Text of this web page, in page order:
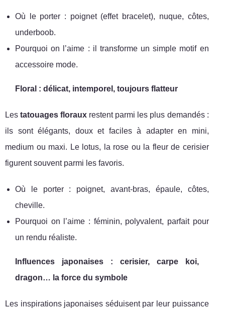
Où le porter : poignet (effet bracelet), nuque, côtes,
underboob.
Pourquoi on l’aime : il transforme un simple motif en
accessoire mode.
Floral : délicat, intemporel, toujours flatteur
Lestatouages floraux restent parmi les plus demandés :
ils sont élégants, doux et faciles à adapter en mini,
medium ou maxi. Le lotus, la rose ou la fleur de cerisier
figurent souvent parmi les favoris.
Où le porter : poignet, avant-bras, épaule, côtes,
cheville.
Pourquoi on l’aime : féminin, polyvalent, parfait pour
un rendu réaliste.
Influences japonaises : cerisier, carpe koi,
dragon… la force du symbole
Les inspirations japonaises séduisent par leur puissance